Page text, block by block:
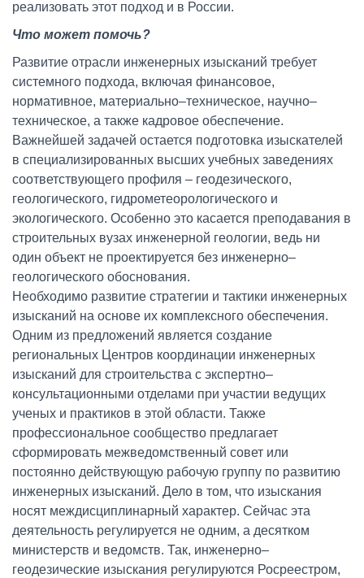
реализовать этот подход и в России.
Что может помочь?
Развитие отрасли инженерных изысканий требует
системного подхода, включая финансовое,
нормативное, материально–техническое, научно–
техническое, а также кадровое обеспечение.
Важнейшей задачей остается подготовка изыскателей
в специализированных высших учебных заведениях
соответствующего профиля – геодезического,
геологического, гидрометеорологического и
экологического. Особенно это касается преподавания в
строительных вузах инженерной геологии, ведь ни
один объект не проектируется без инженерно–
геологического обоснования.
Необходимо развитие стратегии и тактики инженерных
изысканий на основе их комплексного обеспечения.
Одним из предложений является создание
региональных Центров координации инженерных
изысканий для строительства с экспертно–
консультационными отделами при участии ведущих
ученых и практиков в этой области. Также
профессиональное сообщество предлагает
сформировать межведомственный совет или
постоянно действующую рабочую группу по развитию
инженерных изысканий. Дело в том, что изыскания
носят междисциплинарный характер. Сейчас эта
деятельность регулируется не одним, а десятком
министерств и ведомств. Так, инженерно–
геодезические изыскания регулируются Росреестром,